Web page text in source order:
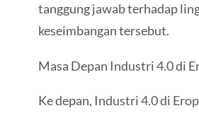
tanggung jawab terhadap
keseimbangan tersebut.
Masa Depan Industri 4.0 di
Ke depan, Industri 4.0 di